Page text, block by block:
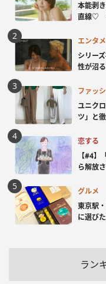
本能剥
直線♡
エンタメ
シリー
性が沼
ファッ
ユニク
ツ」と
恋する
【#4
ら解放
グルメ
東京駅
に選び
ラン